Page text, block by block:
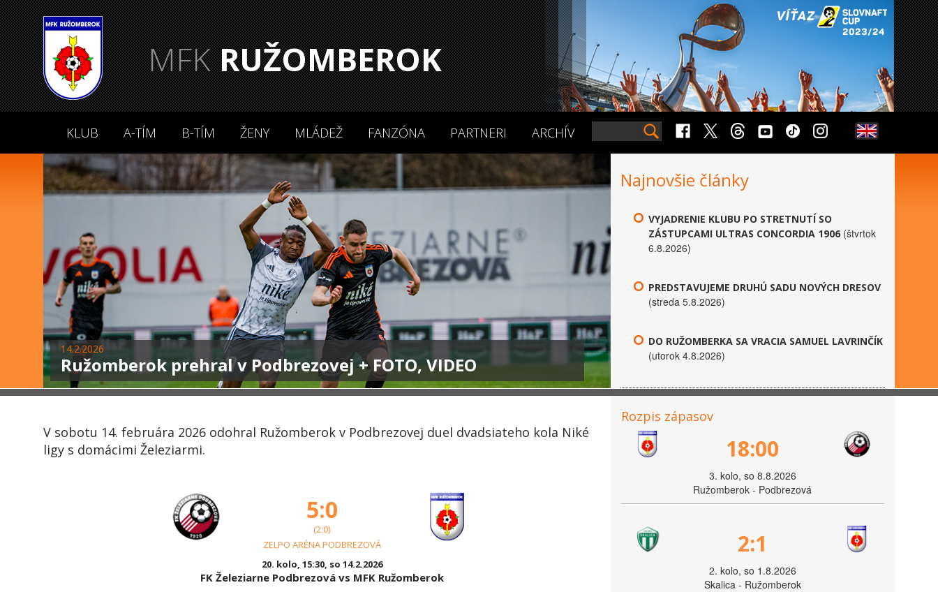
MFKRUŽOMBEROK
KLUB A-TÍM B-TÍM ŽENY MLÁDEŽ FANZÓNA PARTNERI ARCHÍV
14.2.2026
Ružomberok prehral v Podbrezovej + FOTO, VIDEO
Najnovšie články
VYJADRENIE KLUBU PO STRETNUTÍ SO
ZÁSTUPCAMI ULTRAS CONCORDIA 1906 (štvrtok
6.8.2026)
PREDSTAVUJEME DRUHÚ SADU NOVÝCH DRESOV
(streda 5.8.2026)
DO RUŽOMBERKA SA VRACIA SAMUEL LAVRINČÍK
(utorok 4.8.2026)
V sobotu 14. februára 2026 odohral Ružomberok v Podbrezovej duel dvadsiateho kola Niké
ligy s domácimi Železiarmi.
5:0
(2:0)
ZELPO ARÉNA PODBREZOVÁ
20. kolo, 15:30, so 14.2.2026
FK Železiarne Podbrezová vs MFK Ružomberok
Rozpis zápasov
18:00
3. kolo, so 8.8.2026
Ružomberok - Podbrezová
2:1
2. kolo, so 1.8.2026
Skalica - Ružomberok